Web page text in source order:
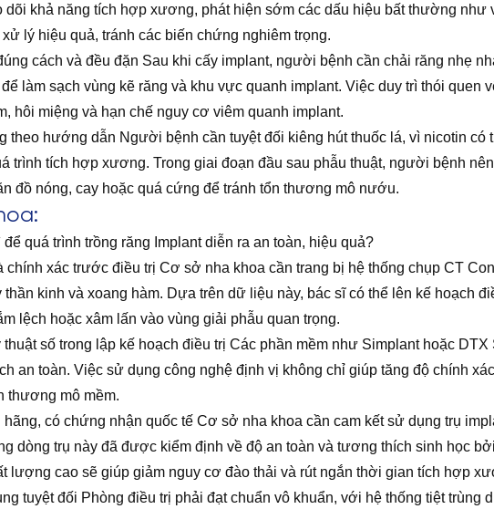
dõi khả năng tích hợp xương, phát hiện sớm các dấu hiệu bất thường như
lý hiệu quả, tránh các biến chứng nghiêm trọng.
cách và đều đặn Sau khi cấy implant, người bệnh cần chải răng nhẹ
làm sạch vùng kẽ răng và khu vực quanh implant. Việc duy trì thói quen
hôi miệng và hạn chế nguy cơ viêm quanh implant.
theo hướng dẫn Người bệnh cần tuyệt đối kiêng hút thuốc lá, vì nicotin
trình tích hợp xương. Trong giai đoạn đầu sau phẫu thuật, người bệnh
đồ nóng, cay hoặc quá cứng để tránh tổn thương mô nướu.
quá trình trồng răng Implant diễn ra an toàn, hiệu quả?
xác trước điều trị Cơ sở nha khoa cần trang bị hệ thống chụp CT
kinh và xoang hàm. Dựa trên dữ liệu này, bác sĩ có thể lên kế hoạch
lệch hoặc xâm lấn vào vùng giải phẫu quan trọng.
số trong lập kế hoạch điều trị Các phần mềm như Simplant hoặc
an toàn. Việc sử dụng công nghệ định vị không chỉ giúp tăng độ chính
thương mô mềm.
có chứng nhận quốc tế Cơ sở nha khoa cần cam kết sử dụng trụ
dòng trụ này đã được kiểm định về độ an toàn và tương thích sinh học
lượng cao sẽ giúp giảm nguy cơ đào thải và rút ngắn thời gian tích hợp
tuyệt đối Phòng điều trị phải đạt chuẩn vô khuẩn, với hệ thống tiệt trùng